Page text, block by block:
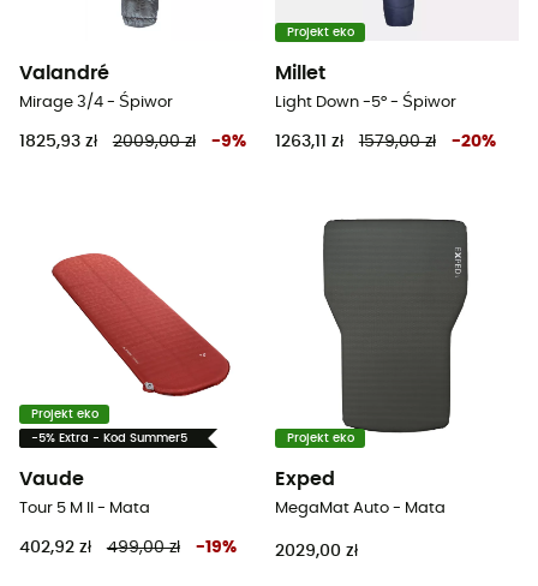
Valandré
Mirage 3/4 - Śpiwor
1825,93 zł 2009,00 zł -9%
Projekt eko
Millet
Light Down -5° - Śpiwor
1263,11 zł 1579,00 zł -20%
Projekt eko
-5% Extra - Kod Summer5
Vaude
Tour 5 M II - Mata
402,92 zł 499,00 zł -19%
Projekt eko
Exped
MegaMat Auto - Mata
2029,00 zł